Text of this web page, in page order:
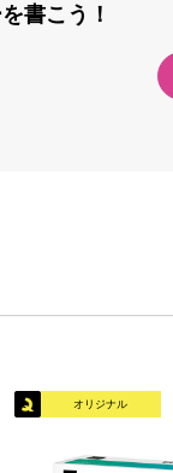
書こう！
オリジナル